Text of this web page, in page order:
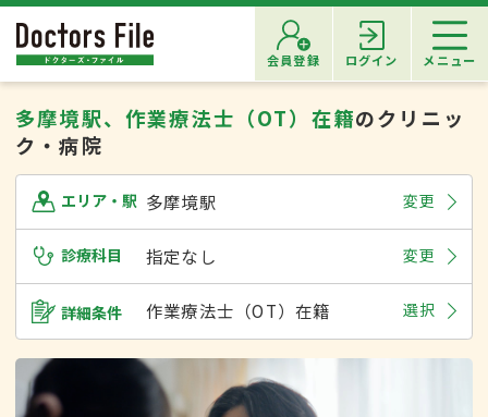
会員登録 ログイン メニュー
多摩境駅、作業療法士（OT）在籍のクリニッ
ク・病院
エリア・駅 多摩境駅 変更
診療科目 指定なし 変更
詳細条件 作業療法士（OT）在籍 選択